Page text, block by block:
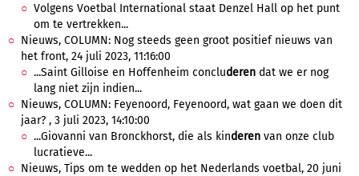
Volgens Voetbal International staat Denzel Hall op het punt
om te vertrekken...
Nieuws, COLUMN: Nog steeds geen groot positief nieuws van
het front, 24 juli 2023, 11:16:00
...Saint Gilloise en Hoffenheim concluderen dat we er nog
lang niet zijn indien...
Nieuws, COLUMN: Feyenoord, Feyenoord, wat gaan we doen dit
jaar? , 3 juli 2023, 14:10:00
...Giovanni van Bronckhorst, die als kinderen van onze club
lucratieve...
Nieuws, Tips om te wedden op het Nederlands voetbal, 20 juni